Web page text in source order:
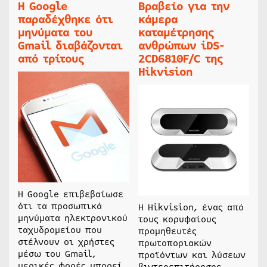
Η Google
παραδέχθηκε ότι
μηνύματα του
Gmail διαβάζονται
από τρίτους
Η Google επιβεβαίωσε
ότι τα προσωπικά
μηνύματα ηλεκτρονικού
ταχυδρομείου που
στέλνουν οι χρήστες
μέσω του Gmail,
Βραβείο για την
κάμερα
καταμέτρησης
ανθρώπων iDS-
2CD6810F/C της
Hikvision
Η Hikvision, ένας από
τους κορυφαίους
προμηθευτές
πρωτοποριακών
προϊόντων και λύσεων